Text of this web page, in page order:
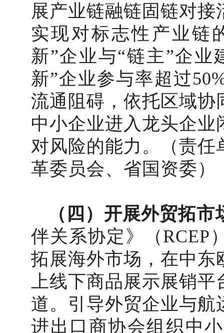
展产业链融链固链对
实现对标志性产业链
新”企业与“链主”企
新”企业参与率超过
流通阻碍，依托区域
中小企业进入龙头企
对风险的能力。（责
革委员会、省国资委）
（四）开展外贸拓
伴关系协定》（RCEP
拓展海外市场，在中
上线下商品展示展销
道。引导外贸企业与
进出口商协会组织中